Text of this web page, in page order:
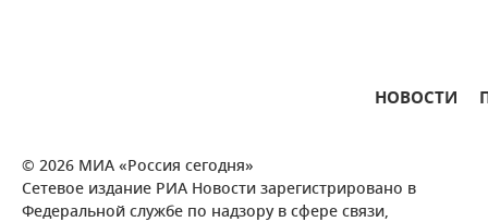
НОВОСТИ
© 2026 МИА «Россия сегодня»
Сетевое издание РИА Новости зарегистрировано в
Федеральной службе по надзору в сфере связи,